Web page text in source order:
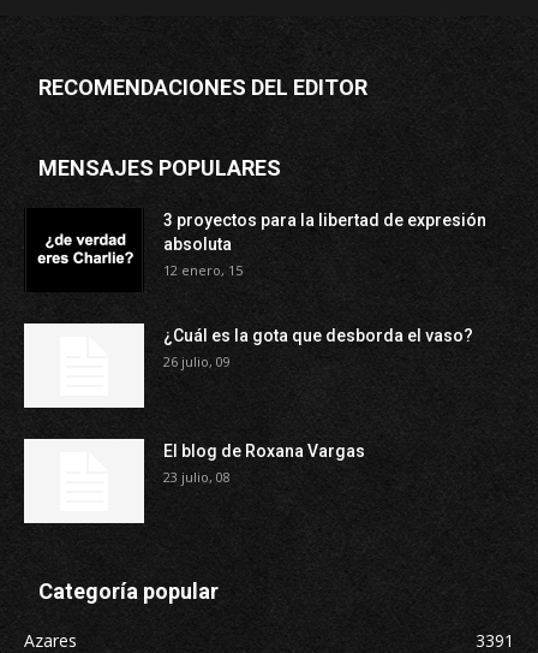
RECOMENDACIONES DEL EDITOR
MENSAJES POPULARES
3 proyectos para la libertad de expresión
absoluta
12 enero, 15
¿Cuál es la gota que desborda el vaso?
26 julio, 09
El blog de Roxana Vargas
23 julio, 08
Categoría popular
Azares
3391